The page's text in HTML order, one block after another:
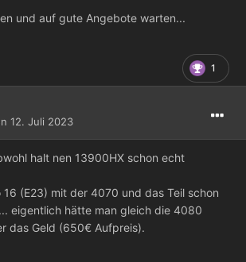
und auf gute Angebote warten...
1
12. Juli 2023
halt nen 13900HX schon echt
16 (E23) mit der 4070 und das Teil schon
eigentlich hätte man gleich die 4080
das Geld (650€ Aufpreis).